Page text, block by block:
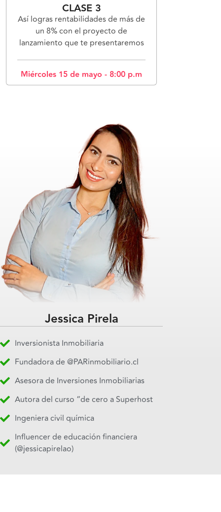
CLASE 3
Así logras rentabilidades de más de
un 8% con el proyecto de
lanzamiento que te presentaremos
Miércoles 15 de mayo - 8:00 p.m
Jessica Pirela
Inversionista Inmobiliaria
Fundadora de @PARinmobiliario.cl
Asesora de Inversiones Inmobiliarias
Autora del curso “de cero a Superhost
Ingeniera civil química
Influencer de educación financiera
(@jessicapirelao)